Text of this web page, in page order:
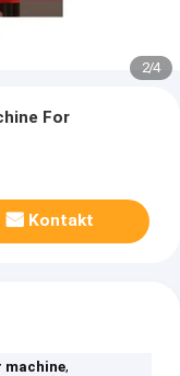
2/4
For
Kontakt
machine,